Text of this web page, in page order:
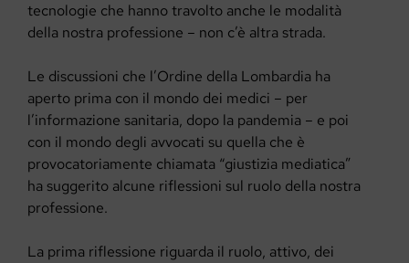
tecnologie che hanno travolto anche le modalità
della nostra professione – non c’è altra strada.
Le discussioni che l’Ordine della Lombardia ha
aperto prima con il mondo dei medici – per
l’informazione sanitaria, dopo la pandemia – e poi
con il mondo degli avvocati su quella che è
provocatoriamente chiamata “giustizia mediatica”
ha suggerito alcune riflessioni sul ruolo della nostra
professione.
La prima riflessione riguarda il ruolo, attivo, dei